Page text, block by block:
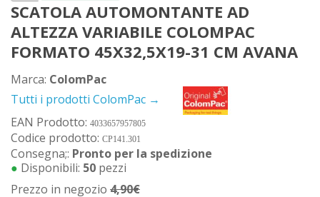
SCATOLA AUTOMONTANTE AD
ALTEZZA VARIABILE COLOMPAC
FORMATO 45X32,5X19-31 CM AVANA
Marca: ColomPac
Tutti i prodotti ColomPac →
EAN Prodotto: 4033657957805
Codice prodotto: CP141.301
Consegna;: Pronto per la spedizione
● Disponibili: 50 pezzi
Prezzo in negozio 4,90€